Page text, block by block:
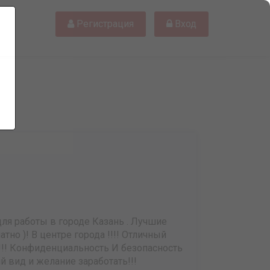
Регистрация Вход
работы в городе Казань . Лучшие
)! В центре города !!!! Отличный
И безопасность
вид и желание заработать!!!